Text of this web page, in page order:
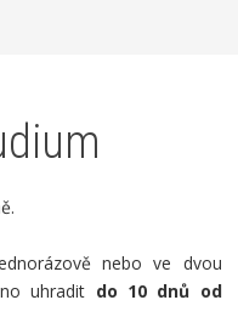
nebo ve dvou
uhradit do 10 dnů od